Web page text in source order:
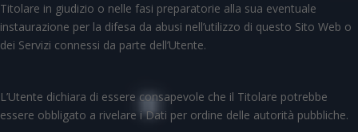
Titolare in giudizio o nelle fasi preparatorie alla sua eventuale
instaurazione per la difesa da abusi nell’utilizzo di questo Sito Web o
dei Servizi connessi da parte dell’Utente.
L’Utente dichiara di essere consapevole che il Titolare potrebbe
essere obbligato a rivelare i Dati per ordine delle autorità pubbliche.